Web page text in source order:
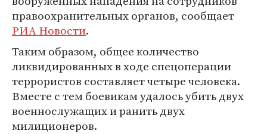
правоохранительных органов, сообщает
РИА Новости.
Таким образом, общее количество
ликвидированных в ходе спецоперации
террористов составляет четыре человека.
Вместе с тем боевикам удалось убить двух
военнослужащих и ранить двух
милиционеров.